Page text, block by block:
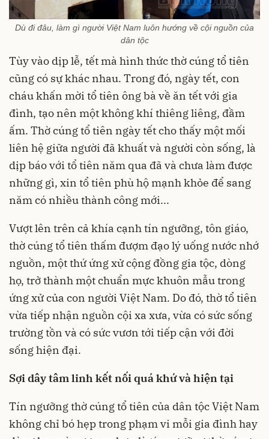
Dù đi đâu, làm gì người Việt Nam luôn hướng về cội nguồn của
dân tộc
Tùy vào dịp lễ, tết mà hình thức thờ cúng tổ tiên
cũng có sự khác nhau. Trong đó, ngày tết, con
cháu khấn mời tổ tiên ông bà về ăn tết với gia
đình, tạo nên một không khí thiêng liêng, đầm
ấm. Thờ cúng tổ tiên ngày tết cho thấy một mối
liên hệ giữa người đã khuất và người còn sống, là
dịp báo với tổ tiên năm qua đã và chưa làm được
những gì, xin tổ tiên phù hộ mạnh khỏe để sang
năm có nhiều thành công mới...
Vượt lên trên cả khía cạnh tín ngưỡng, tôn giáo,
thờ cúng tổ tiên thấm đượm đạo lý uống nước nhớ
nguồn, một thứ ứng xử cộng đồng gia tộc, dòng
họ, trở thành một chuẩn mực khuôn mẫu trong
ứng xử của con người Việt Nam. Do đó, thờ tổ tiên
vừa tiếp nhận nguồn cội xa xưa, vừa có sức sống
trường tồn và có sức vươn tới tiếp cận với đời
sống hiện đại.
Sợi dây tâm linh kết nối quá khứ và hiện tại
Tín ngưỡng thờ cúng tổ tiên của dân tộc Việt Nam
không chỉ bó hẹp trong phạm vi mỗi gia đình hay